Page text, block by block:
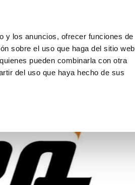
y los anuncios, ofrecer funciones de
sobre el uso que haga del sitio web
pueden combinarla con otra
del uso que haya hecho de sus